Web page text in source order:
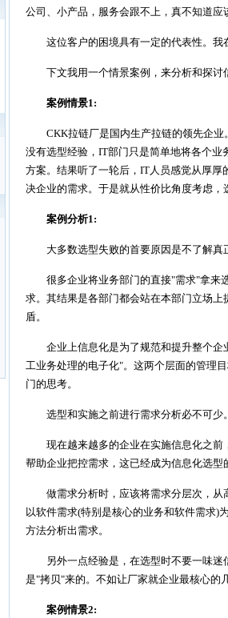
公司、小产品，服务会跟不上，真不知道应
这位客户的困境具有一定的代表性。我
下文我用一个情景案例，来分析和探讨
案例情景1:
CKK拉链厂是国内生产拉链的领先企业
没有选型经验，IT部门只是简单地将各个业
方案。结果听了一轮后，IT人员感觉从厚
决企业的需求。于是就从性价比角度考虑，
案例分析1:
大多数选型失败的首要原因是不了解真
很多企业将业务部门的直接"需求"拿来选
求。其结果是各部门都会站在本部门立场
盾。
企业上信息化是为了规范和提升整个企
工业务处理的电子化"。这两个层面的管理
门的思考。
选型和实施之前进行需求分析必不可少
现在越来越多的企业在实施信息化之前
帮助企业把控需求，这已经成为信息化选型
做需求分析时，应该将需求分层次，从
以软件需求(特别是核心的业务和软件需求)
方法分析出需求。
另外一点经验是，在选型时不要一味迷
是"拷贝"来的。不如让厂家就企业最核心的
案例情景2: